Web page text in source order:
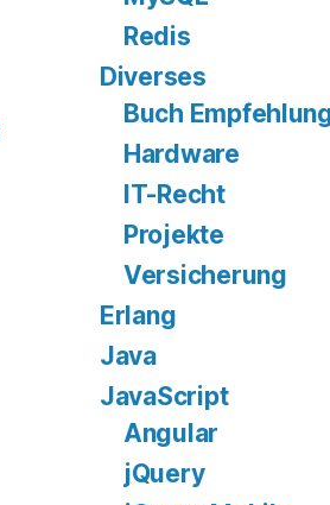
Redis
Diverses
Buch
Hardware
IT-Recht
Projekte
Versicherung
Erlang
Java
JavaScript
Angular
jQuery